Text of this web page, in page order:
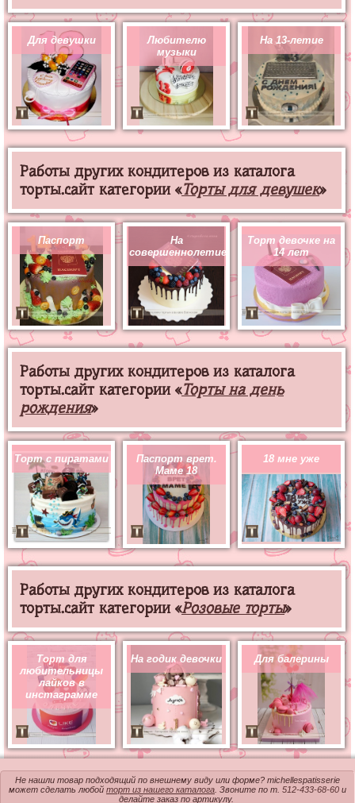
Для девушки
Любителю
музыки
На 13-летие
Работы других кондитеров из каталога
торты.сайт категории «Торты для девушек»
Паспорт
На
совершеннолетие
Торт девочке на
14 лет
Работы других кондитеров из каталога
торты.сайт категории «Торты на день
рождения»
Торт с пиратами
Паспорт врет.
Маме 18
18 мне уже
Работы других кондитеров из каталога
торты.сайт категории «Розовые торты»
Торт для
любительницы
лайков в
инстаграмме
На годик девочки Для балерины
Не нашли товар подходящий по внешнему виду или форме? michellespatisserie
может сделать любой торт из нашего каталога . Звоните по т. 512-433-68-60 и
делайте заказ по артикулу.